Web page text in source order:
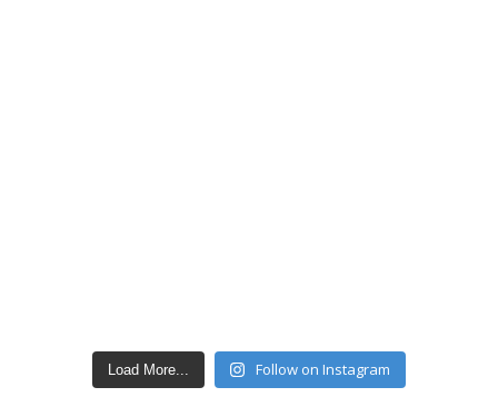
Load More... Follow on Instagram